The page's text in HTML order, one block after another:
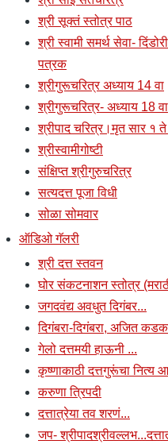
श्री सूक्तं स्तोत्र पाठ
श्री स्वामी समर्थ सेवा-
पत्रक
श्रीगुरूचरित्र अध्याय 14 वा
श्रीगुरूचरित्र- अध्याय 18 वा
श्रीपाद चरित्र।मृत सार १
श्रीस्वामीगोष्टी
संक्षिप्त श्रीगुरुचरित्र
सत्यदत्त पूजा विधी
सोळा सोमवार
ऑडिओ गॅलरी
श्री दत्त स्तवन
घोर संकटनाशन स्तोत्र
जगदवंद्य अवधुत दिगंबर...
दिगंबरा-दिगंबरा, अजित
गेलो दत्तमयी हाऊनी ...
कृष्णाकाठी दत्तगुरूंचा नित्य
करुणा त्रिपदी
दत्तात्रेया तव शरणं...
जप-